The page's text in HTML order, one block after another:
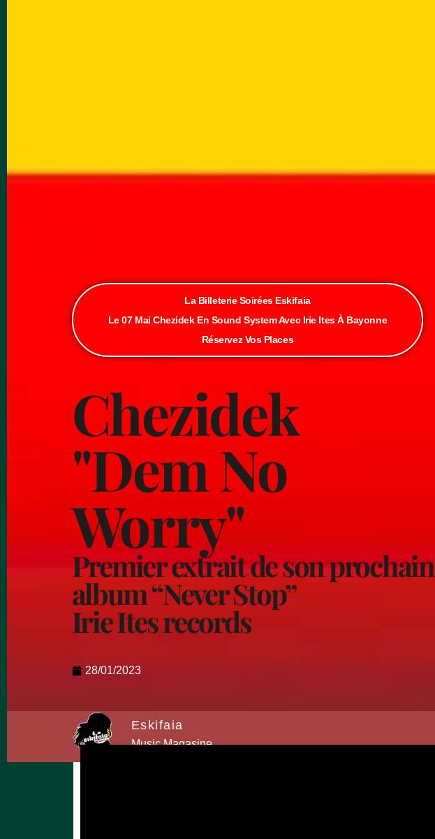
La Billeterie Soirées Eskifaia
Le 07 Mai Chezidek En Sound System Avec Irie Ites À Bayonne
Réservez Vos Places
Chezidek
"Dem No
Worry"
Premier extrait de son prochain
album “Never Stop”
Irie Ites records
28/01/2023
Eskifaia
Music Magasine